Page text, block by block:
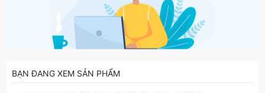
BẠN ĐANG XEM SẢN PHẨM